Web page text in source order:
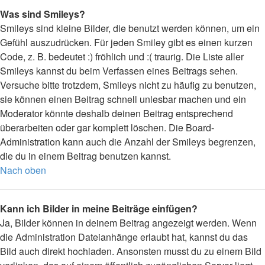
Was sind Smileys?
Smileys sind kleine Bilder, die benutzt werden können, um ein
Gefühl auszudrücken. Für jeden Smiley gibt es einen kurzen
Code, z. B. bedeutet :) fröhlich und :( traurig. Die Liste aller
Smileys kannst du beim Verfassen eines Beitrags sehen.
Versuche bitte trotzdem, Smileys nicht zu häufig zu benutzen,
sie können einen Beitrag schnell unlesbar machen und ein
Moderator könnte deshalb deinen Beitrag entsprechend
überarbeiten oder gar komplett löschen. Die Board-
Administration kann auch die Anzahl der Smileys begrenzen,
die du in einem Beitrag benutzen kannst.
Nach oben
Kann ich Bilder in meine Beiträge einfügen?
Ja, Bilder können in deinem Beitrag angezeigt werden. Wenn
die Administration Dateianhänge erlaubt hat, kannst du das
Bild auch direkt hochladen. Ansonsten musst du zu einem Bild